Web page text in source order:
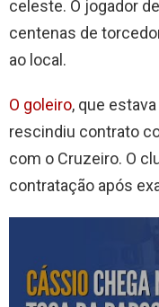
celeste. O jogador
centenas de
ao local.
O goleiro, que
rescindiu contrato
com o Cruzeiro. O
contratação após